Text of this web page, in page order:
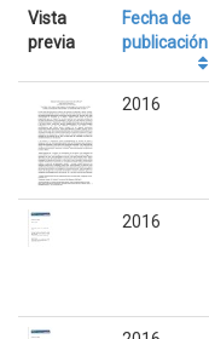
Vista
previa
Fecha de
publicación
2016
2016